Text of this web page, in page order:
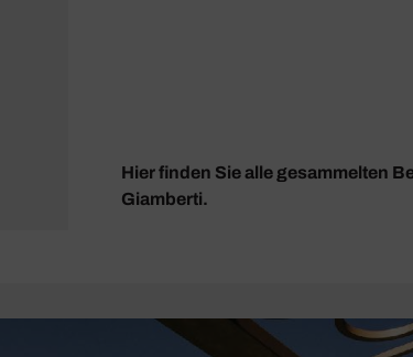
Hier finden Sie alle gesammelten
Giamberti.